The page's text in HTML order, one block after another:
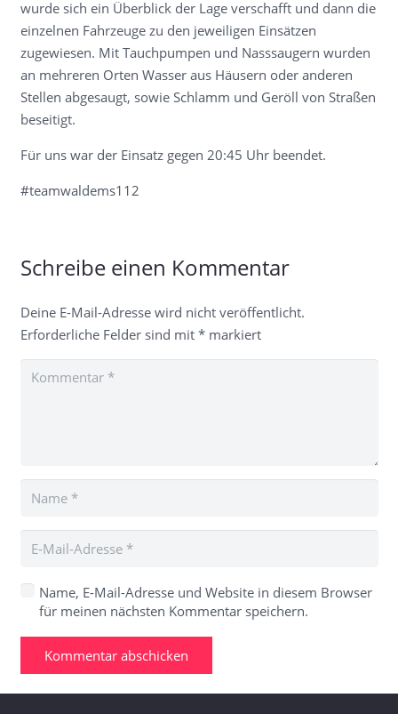
wurde sich ein Überblick der Lage verschafft und dann die
einzelnen Fahrzeuge zu den jeweiligen Einsätzen
zugewiesen. Mit Tauchpumpen und Nasssaugern wurden
an mehreren Orten Wasser aus Häusern oder anderen
Stellen abgesaugt, sowie Schlamm und Geröll von Straßen
beseitigt.
Für uns war der Einsatz gegen 20:45 Uhr beendet.
#teamwaldems112
Schreibe einen Kommentar
Deine E-Mail-Adresse wird nicht veröffentlicht.
Erforderliche Felder sind mit *markiert
Name, E-Mail-Adresse und Website in diesem Browser
für meinen nächsten Kommentar speichern.
Kommentar abschicken